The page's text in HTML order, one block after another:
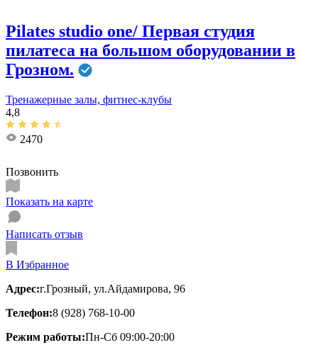
Pilates studio one/ Первая студия
пилатеса на большом оборудовании в
Грозном.
Тренажерные залы, фитнес-клубы
4,8
2470
Позвонить
Показать на карте
Написать отзыв
В Избранное
Адрес:г.Грозный, ул.Айдамирова, 96
Телефон:8 (928) 768-10-00
Режим работы:Пн-Сб 09:00-20:00